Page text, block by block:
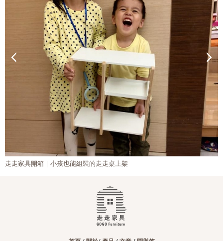
走走家具開箱｜小孩也能組裝的走走桌上架